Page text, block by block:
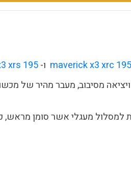
maverick x3 xrc 195 ו-xrs 195
מסיבוב, מעבר מהיר של